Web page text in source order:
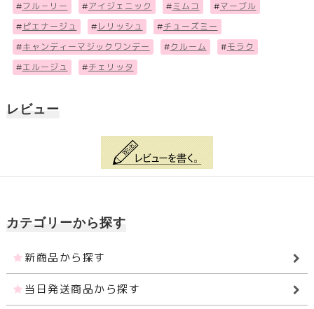
#フル－リー #アイジェニック #ミムコ #マーブル
# ピエナージュ # レリッシュ #チューズミー
#キャンディーマジックワンデー #クルーム #モラク
#エルージュ #チェリッタ
レビュー
カテゴリーから探す
新商品から探す
当日発送商品から探す